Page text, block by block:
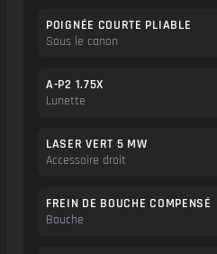
POIGNÉE COURTE PLIABLE
Sous le canon
A-P2 1.75X
Lunette
LASER VERT 5 MW
Accessoire droit
FREIN DE BOUCHE COMPENSÉ
Bouche